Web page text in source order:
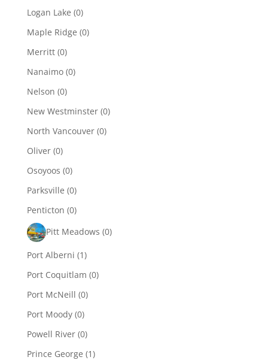
Logan Lake (0)
Maple Ridge (0)
Merritt (0)
Nanaimo (0)
Nelson (0)
New Westminster (0)
North Vancouver (0)
Oliver (0)
Osoyoos (0)
Parksville (0)
Penticton (0)
Pitt Meadows (0)
Port Alberni (1)
Port Coquitlam (0)
Port McNeill (0)
Port Moody (0)
Powell River (0)
Prince George (1)